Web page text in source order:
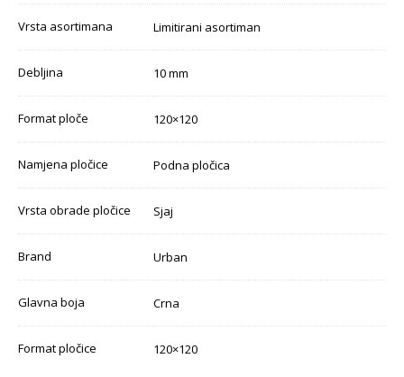
Vrsta asortimana Limitirani asortiman
Debljina 10 mm
Format ploče 120×120
Namjena pločice Podna pločica
Vrsta obrade pločice Sjaj
Brand Urban
Glavna boja Crna
Format pločice 120×120